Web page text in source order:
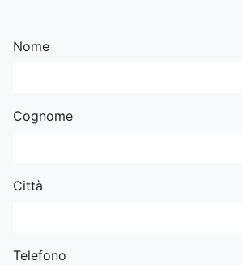
Nome
Cognome
Città
Telefono